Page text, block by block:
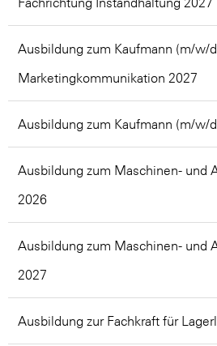
Ausbildung zum Kaufmann (m/w/
Marketingkommunikation 2027
Ausbildung zum Kaufmann (m/w/
Ausbildung zum Maschinen- und
2026
Ausbildung zum Maschinen- und
2027
Ausbildung zur Fachkraft für